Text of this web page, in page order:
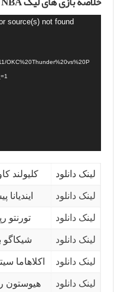
source(s) not found
OKC%20Thunder%20vs%20P
لینک دانلود کلیولند
لینک دانلود ایندیانا
لینک دانلود تورنتو
لینک دانلود شیکاگو
لینک دانلود اکلاهاما
لینک دانلود هیوستون